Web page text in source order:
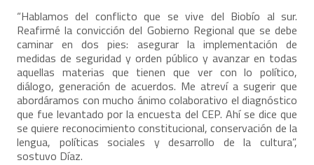
“Hablamos del conflicto que se vive del Biobío al sur.
Reafirmé la convicción del Gobierno Regional que se debe
caminar en dos pies: asegurar la implementación de
medidas de seguridad y orden público y avanzar en todas
aquellas materias que tienen que ver con lo político,
diálogo, generación de acuerdos. Me atreví a sugerir que
abordáramos con mucho ánimo colaborativo el diagnóstico
que fue levantado por la encuesta del CEP. Ahí se dice que
se quiere reconocimiento constitucional, conservación de la
lengua, políticas sociales y desarrollo de la cultura”,
sostuvo Díaz.